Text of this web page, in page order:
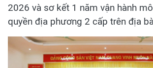
2026 và sơ kết 1 năm vận hành
quyền địa phương 2 cấp trên địa